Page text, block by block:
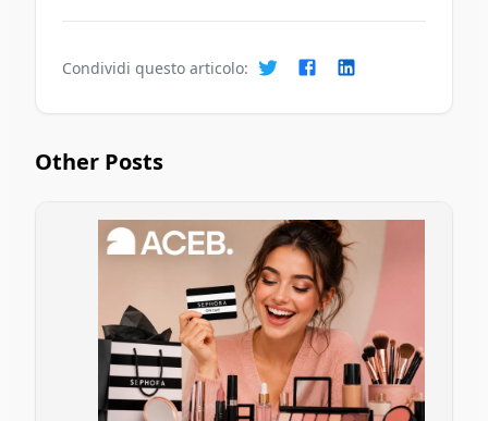
Condividi questo articolo:
Other Posts